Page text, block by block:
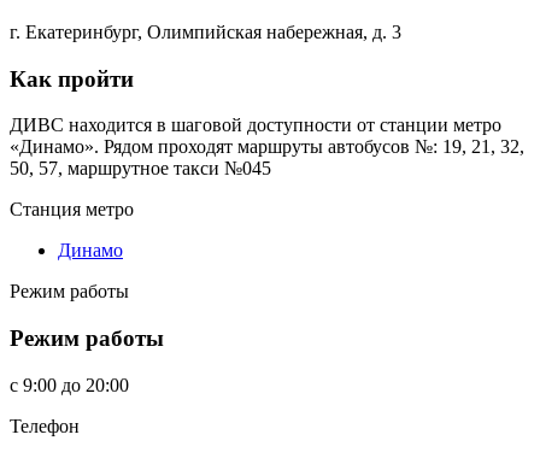
г. Екатеринбург, Олимпийская набережная, д. 3
Как пройти
ДИВС находится в шаговой доступности от станции метро
«Динамо». Рядом проходят маршруты автобусов №: 19, 21, 32,
50, 57, маршрутное такси №045
Станция метро
Динамо
Режим работы
Режим работы
c 9:00 до 20:00
Телефон